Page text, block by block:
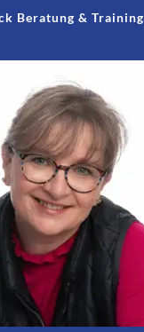
Beratung & Training